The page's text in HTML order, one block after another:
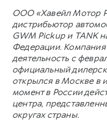
ООО «Хавейл Мотор
дистрибьютор
GWM Pickup и TANK
Федерации.
деятельность с
официальный
открылся в Москве в
момент в России
центра,
округах страны.